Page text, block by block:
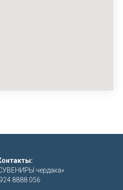
чердака»
8888 056